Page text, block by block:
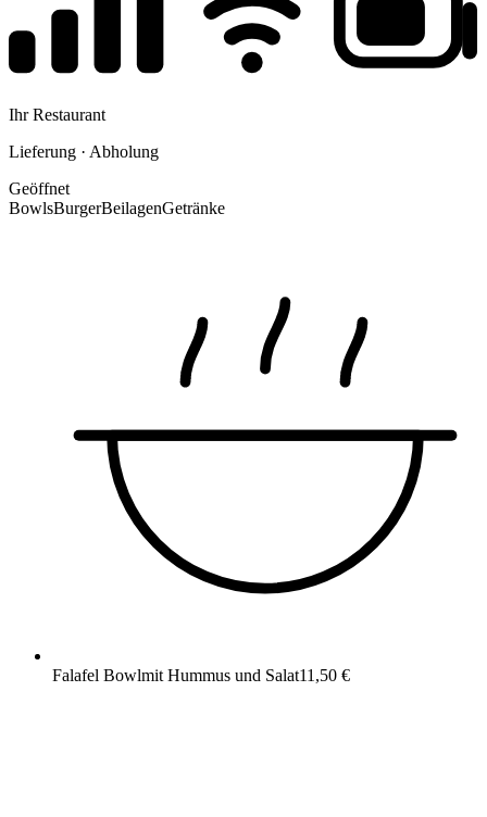
Ihr Restaurant
Lieferung · Abholung
Geöffnet
BowlsBurgerBeilagenGetränke
Falafel Bowlmit Hummus und Salat11,50 €